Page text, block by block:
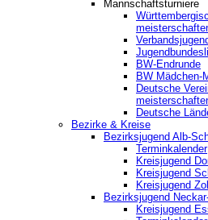
Mannschaftsturniere
BW-Endrunde
BW Mädchen-
Deutsche
Deutsche
Bezirke & Kreise
Bezirksjugend Alb-
Terminkalender
Kreisjugend
Kreisjugend
Kreisjugend
Bezirksjugend
Kreisjugend